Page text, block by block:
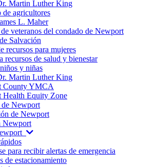
Martin Luther King
de agricultores
L. Maher
veteranos del condado de Newport
Salvación
recursos para mujeres
recursos de salud y bienestar
y niñas
Martin Luther King
County YMCA
Health Equity Zone
Newport
de Newport
Newport
para recibir alertas de emergencia
de estacionamiento